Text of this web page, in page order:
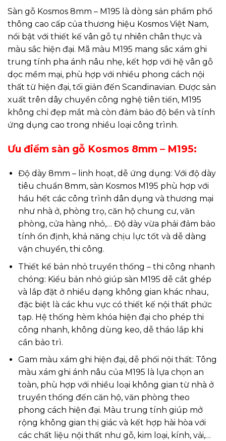
Sàn gỗ Kosmos 8mm – M195 là dòng sản phẩm phổ
thông cao cấp của thương hiệu Kosmos Việt Nam,
nổi bật với thiết kế vân gỗ tự nhiên chân thực và
màu sắc hiện đại. Mã màu M195 mang sắc xám ghi
trung tính pha ánh nâu nhẹ, kết hợp với hệ vân gỗ
dọc mềm mại, phù hợp với nhiều phong cách nội
thất từ hiện đại, tối giản đến Scandinavian. Được sản
xuất trên dây chuyền công nghệ tiên tiến, M195
không chỉ đẹp mắt mà còn đảm bảo độ bền và tính
ứng dụng cao trong nhiều loại công trình.
Ưu điểm sàn gỗ Kosmos 8mm – M195:
Độ dày 8mm – linh hoạt, dễ ứng dụng: Với độ dày
tiêu chuẩn 8mm, sàn Kosmos M195 phù hợp với
hầu hết các công trình dân dụng và thương mại
như nhà ở, phòng trọ, căn hộ chung cư, văn
phòng, cửa hàng nhỏ,… Độ dày vừa phải đảm bảo
tính ổn định, khả năng chịu lực tốt và dễ dàng
vận chuyển, thi công.
Thiết kế bản nhỏ truyền thống – thi công nhanh
chóng: Kiểu bản nhỏ giúp sàn M195 dễ cắt ghép
và lắp đặt ở nhiều dạng không gian khác nhau,
đặc biệt là các khu vực có thiết kế nội thất phức
tạp. Hệ thống hèm khóa hiện đại cho phép thi
công nhanh, không dùng keo, dễ tháo lắp khi
cần bảo trì.
Gam màu xám ghi hiện đại, dễ phối nội thất: Tông
màu xám ghi ánh nâu của M195 là lựa chọn an
toàn, phù hợp với nhiều loại không gian từ nhà ở
truyền thống đến căn hộ, văn phòng theo
phong cách hiện đại. Màu trung tính giúp mở
rộng không gian thị giác và kết hợp hài hòa với
các chất liệu nội thất như gỗ, kim loại, kính, vải,…